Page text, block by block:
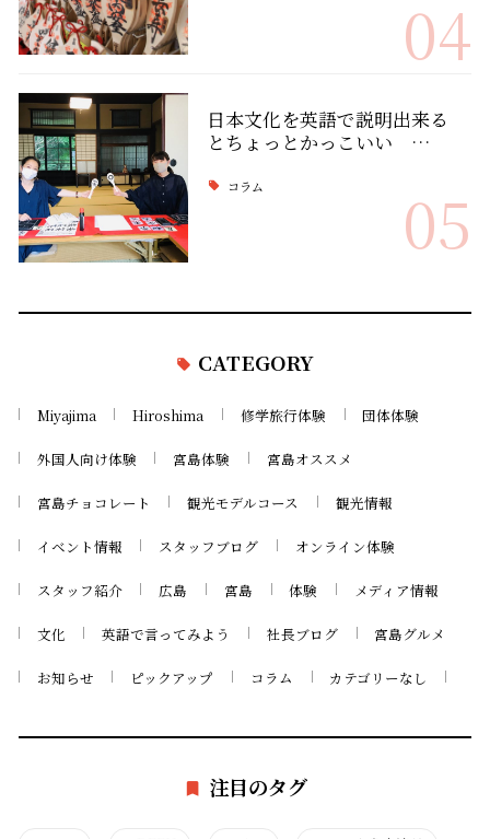
04
日本文化を英語で説明出来る
とちょっとかっこいい …
コラム 05
CATEGORY
Miyajima Hiroshima 修学旅行体験 団体体験
外国人向け体験 宮島体験 宮島オススメ
宮島チョコレート 観光モデルコース 観光情報
イベント情報 スタッフブログ オンライン体験
スタッフ紹介 広島 宮島 体験 メディア情報
文化 英語で言ってみよう 社長ブログ 宮島グルメ
お知らせ ピックアップ コラム カテゴリーなし
注目のタグ